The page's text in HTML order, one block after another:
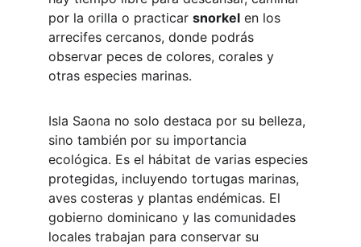
por la orilla o practicar snorkel en los
arrecifes cercanos, donde podrás
observar peces de colores, corales y
otras especies marinas.
Isla Saona no solo destaca por su belleza,
sino también por su importancia
ecológica. Es el hábitat de varias especies
protegidas, incluyendo tortugas marinas,
aves costeras y plantas endémicas. El
gobierno dominicano y las comunidades
locales trabajan para conservar su